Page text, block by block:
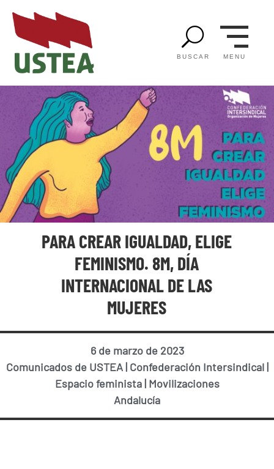
U
BUSCAR MENU
PARA CREAR IGUALDAD, ELIGE
FEMINISMO. 8M, DÍA
INTERNACIONAL DE LAS
MUJERES
6 de marzo de 2023
Comunicados de USTEA| Confederación Intersindical|
Espacio feminista| Movilizaciones
Andalucía